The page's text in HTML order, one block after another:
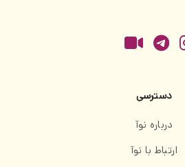
دسترسی
درباره نوآ
ارتباط با نوآ